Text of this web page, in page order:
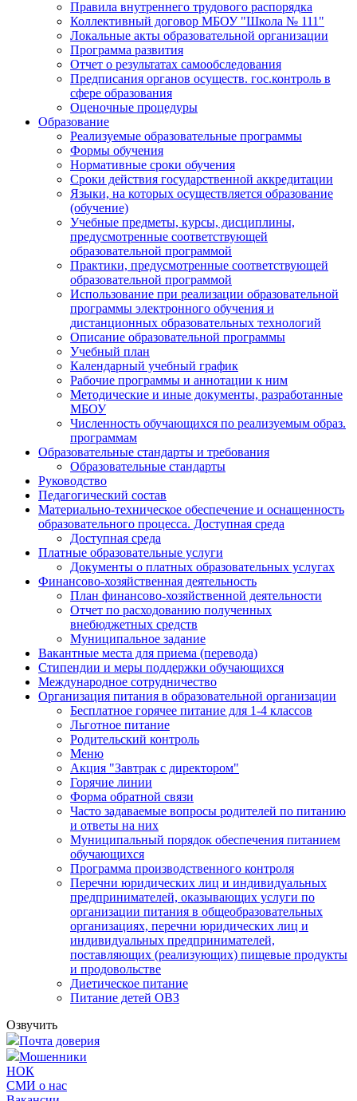
Правила внутреннего трудового распорядка
Коллективный договор МБОУ "Школа № 111"
Локальные акты образовательной организации
Программа развития
Отчет о результатах самообследования
Предписания органов осуществ. гос.контроль в
сфере образования
Оценочные процедуры
Образование
Реализуемые образовательные программы
Формы обучения
Нормативные сроки обучения
Сроки действия государственной аккредитации
Языки, на которых осуществляется образование
(обучение)
Учебные предметы, курсы, дисциплины,
предусмотренные соответствующей
образовательной программой
Практики, предусмотренные соответствующей
образовательной программой
Использование при реализации образовательной
программы электронного обучения и
дистанционных образовательных технологий
Описание образовательной программы
Учебный план
Календарный учебный график
Рабочие программы и аннотации к ним
Методические и иные документы, разработанные
МБОУ
Численность обучающихся по реализуемым образ.
программам
Образовательные стандарты и требования
Образовательные стандарты
Руководство
Педагогический состав
Материально-техническое обеспечение и оснащенность
образовательного процесса. Доступная среда
Доступная среда
Платные образовательные услуги
Документы о платных образовательных услугах
Финансово-хозяйственная деятельность
План финансово-хозяйственной деятельности
Отчет по расходованию полученных
внебюджетных средств
Муниципальное задание
Вакантные места для приема (перевода)
Стипендии и меры поддержки обучающихся
Международное сотрудничество
Организация питания в образовательной организации
Бесплатное горячее питание для 1-4 классов
Льготное питание
Родительский контроль
Меню
Акция "Завтрак с директором"
Горячие линии
Форма обратной связи
Часто задаваемые вопросы родителей по питанию
и ответы на них
Муниципальный порядок обеспечения питанием
обучающихся
Программа производственного контроля
Перечни юридических лиц и индивидуальных
предпринимателей, оказывающих услуги по
организации питания в общеобразовательных
организациях, перечни юридических лиц и
индивидуальных предпринимателей,
поставляющих (реализующих) пищевые продукты
и продовольстве
Диетическое питание
Питание детей ОВЗ
Озвучить
Почта доверия
Мошенники
НОК
СМИ о нас